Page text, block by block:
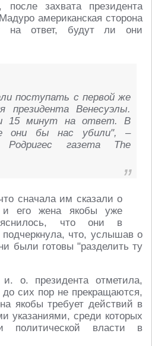
захвата президента
американская сторона
ответ, будут ли они
поступать с первой же
президента Венесуэлы.
15 минут на ответ. В
они бы нас убили", –
Родригес газета The
сначала им сказали о
и его жена якобы уже
что они в
подчеркнула, что, услышав о
были готовы "разделить ту
и. о. президента отметила,
до сих пор не прекращаются,
якобы требует действий в
указаниями, среди которых
политической власти в